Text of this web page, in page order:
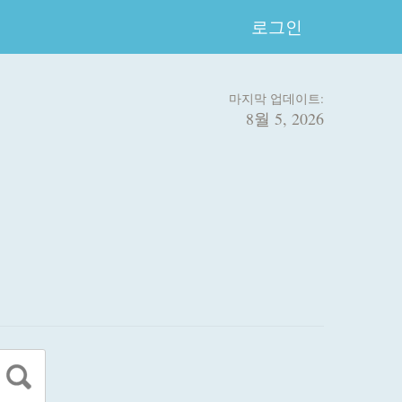
로그인
마지막 업데이트:
8월 5, 2026